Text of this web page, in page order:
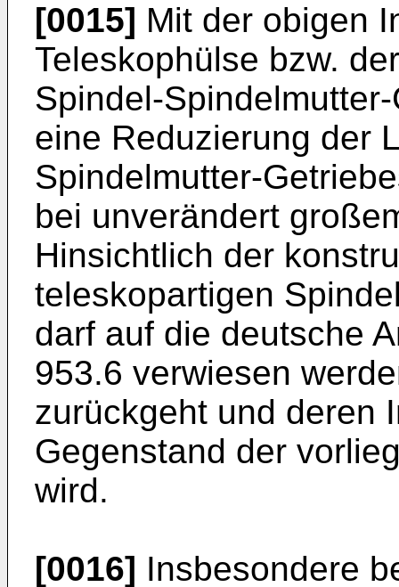
[0015] Mit der obigen
Teleskophülse bzw.
Spindel-
eine Reduzierung der
Spindelmutter-
bei unverändert
Hinsichtlich der
teleskopartigen
darf auf die deutsche
953.6 verwiesen
zurückgeht und deren
Gegenstand der
wird.
[0016] Insbesondere